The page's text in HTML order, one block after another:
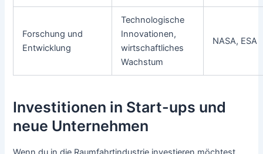
Forschung und
Entwicklung
Technologische
Innovationen,
wirtschaftliches
Wachstum
NASA, ESA
Investitionen in Start-ups und
neue Unternehmen